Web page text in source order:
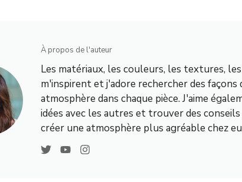
À propos de l'auteur
Les matériaux, les couleurs, les textures,
m'inspirent et j'adore rechercher des façons
atmosphère dans chaque pièce. J'aime
idées avec les autres et trouver des
créer une atmosphère plus agréable chez